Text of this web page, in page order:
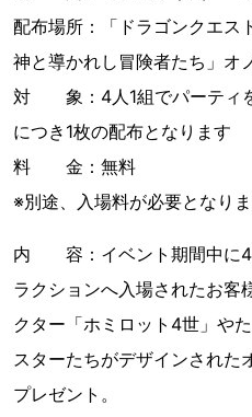
配布場所：「ドラゴンクエ
神と導かれし冒険者たち」オ
対 象：4人1組でパーティ
につき1枚の配布となります
料 金：無料
※別途、入場料が必要となりま
内 容：イベント期間中に4
ラクションへ入場されたお客
クター「ホミロット4世」や
スターたちがデザインされた
プレゼント。